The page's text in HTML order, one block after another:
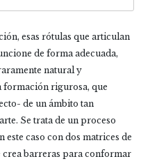
esas rótulas que articulan
de forma adecuada,
natural y
formación rigurosa, que
de un ámbito tan
Se trata de un proceso
caso con dos matrices de
crea barreras para conformar